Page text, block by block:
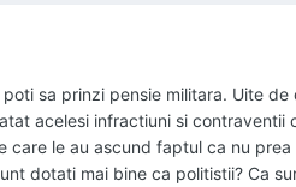
sa prinzi pensie militara. Uite
acelesi infractiuni si contraventii
le au ascund faptul ca nu
dotati mai bine ca politistii? Ca